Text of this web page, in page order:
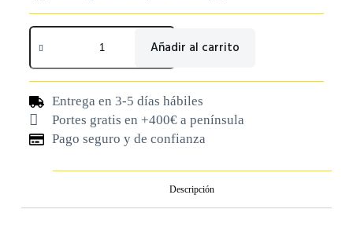
Añadir al carrito
Entrega en 3-5 días hábiles
Portes gratis en +400€ a península
Pago seguro y de confianza
Descripción